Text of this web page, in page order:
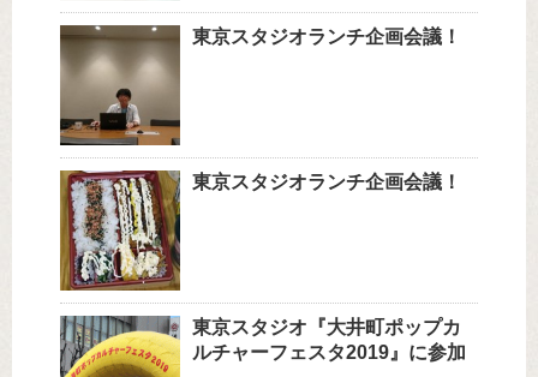
東京スタジオランチ企画会議！
東京スタジオランチ企画会議！
東京スタジオ『大井町ポップカ
ルチャーフェスタ2019』に参加